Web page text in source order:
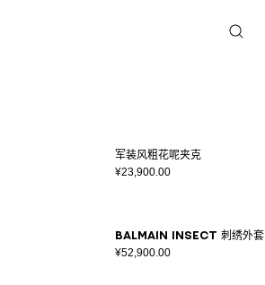
军装风粗花呢夹克
¥23,900.00
Balmain Insect 刺绣外套
¥52,900.00